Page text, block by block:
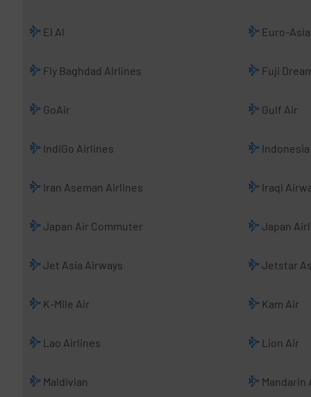
El Al Euro-
Fly Baghdad Airlines Fuji
GoAir Gulf Air
IndiGo Airlines Indonesia
Iran Aseman Airlines Iraqi
Japan Air Commuter Japan
Jet Asia Airways Jetstar
K-Mile Air Kam Air
Lao Airlines Lion Air
Maldivian Mandarin